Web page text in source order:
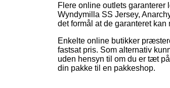
Flere online outlets garanterer
Wyndymilla SS Jersey,
det formål at de garanteret
Enkelte online butikker
fastsat pris. Som alternativ
uden hensyn til om du er tæt
din pakke til en pakkeshop.